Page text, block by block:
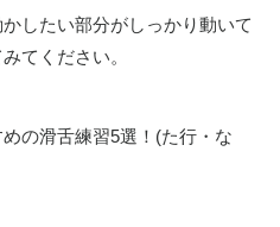
したい部分がしっかり動いて
てください。
めの滑舌練習5選！ (た行・な